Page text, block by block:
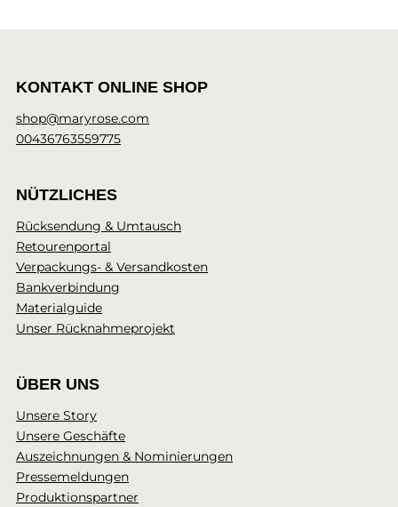
KONTAKT ONLINE SHOP
shop@maryrose.com
00436763559775
NÜTZLICHES
Rücksendung & Umtausch
Retourenportal
Verpackungs- & Versandkosten
Bankverbindung
Materialguide
Unser Rücknahmeprojekt
ÜBER UNS
Unsere Story
Unsere Geschäfte
Auszeichnungen & Nominierungen
Pressemeldungen
Produktionspartner